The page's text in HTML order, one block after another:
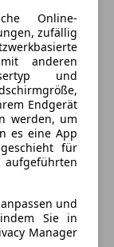
Online-
zufällig
anderen
und
Endgerät
werden, um
es eine App
für
und
Sie in
Manager